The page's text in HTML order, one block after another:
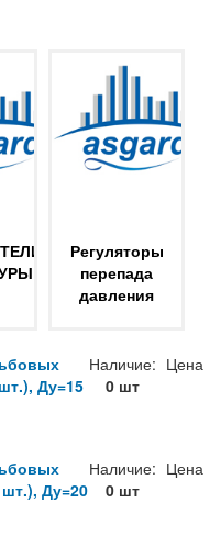
Регуляторы
перепада
давления
Ду=15
Наличие:
0 шт
Цена
Ду=20
Наличие:
0 шт
Цена